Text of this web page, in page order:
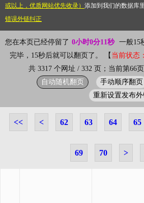
或以上，优质网站优先收录） 添加到我们的数据库
错误外链纠正
您在本页已经停留了 0小时0分11秒 一般15
完毕，15秒后就可以翻页了。 【 当前状态
共 3317 个网址 / 332 页；当前第66页
自动随机翻页
手动顺序翻页
重新设置发布
<< < 62 63 64 65
69 70 >